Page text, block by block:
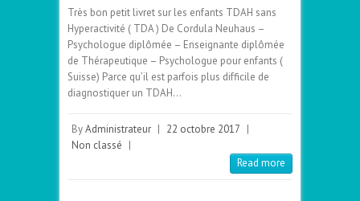
Très bon petit livret sur les enfants TDAH sans
Hyperactivité ( TDA ) De Cordula Neuhaus –
Psychologue diplômée – Enseignante diplômée
de Thérapeutique – Psychologue pour enfants (
Suisse) Parce qu’il est parfois plus difficile de
diagnostiquer un TDAH…
ByAdministrateur 22 octobre 2017
Non classé
Read more